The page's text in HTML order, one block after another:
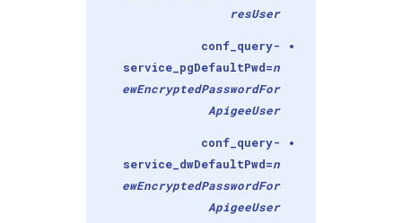
resUser
conf_query-
service_pgDefaultPwd=n
ewEncryptedPasswordFor
ApigeeUser
conf_query-
service_dwDefaultPwd=n
ewEncryptedPasswordFor
ApigeeUser